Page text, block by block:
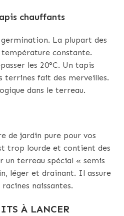
chauffants
La plupart des
constante.
les 20°C. Un tapis
terrines fait des merveilles.
dans le terreau.
de jardin pure pour vos
trop lourde et contient des
un terreau spécial « semis
léger et drainant. Il assure
naissantes.
À LANCER